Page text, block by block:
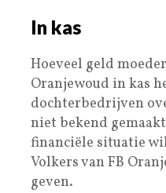
In kas
Hoeveel geld
Oranjewoud in kas
dochterbedrijven
niet bekend
financiële situatie
Volkers van FB
geven.